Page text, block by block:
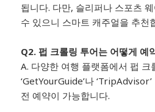
됩니다. 다만, 슬리퍼나 스포츠
수 있으니 스마트 캐주얼을 추천
Q2. 펍 크롤링 투어는 어떻게 예
A. 다양한 여행 플랫폼에서 펍 크
‘GetYourGuide’나
전 예약이 가능합니다.